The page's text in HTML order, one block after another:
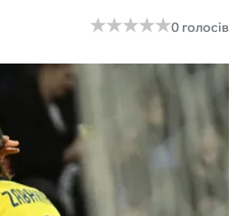
★★★★★
★★★★★0 голосів